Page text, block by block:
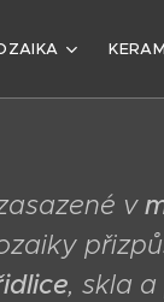
v
, skla a